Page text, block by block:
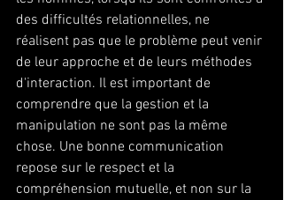
des difficultés relationnelles, ne
réalisent pas que le problème peut venir
de leur approche et de leurs méthodes
d'interaction. Il est important de
comprendre que la gestion et la
manipulation ne sont pas la même
chose. Une bonne communication
repose sur le respect et la
compréhension mutuelle, et non sur la